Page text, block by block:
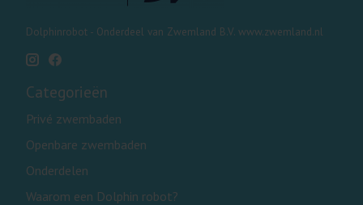
Dolphinrobot - Onderdeel van Zwemland B.V. www.zwemland.nl
Categorieën
Privé zwembaden
Openbare zwembaden
Onderdelen
Waarom een Dolphin robot?